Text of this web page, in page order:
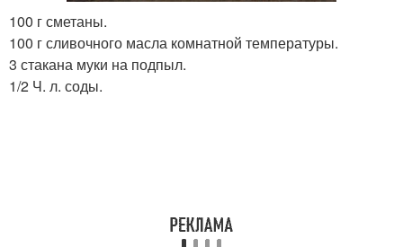
100 г сметаны.
100 г сливочного масла комнатной температуры.
3 стакана муки на подпыл.
1/2 Ч. л. соды.